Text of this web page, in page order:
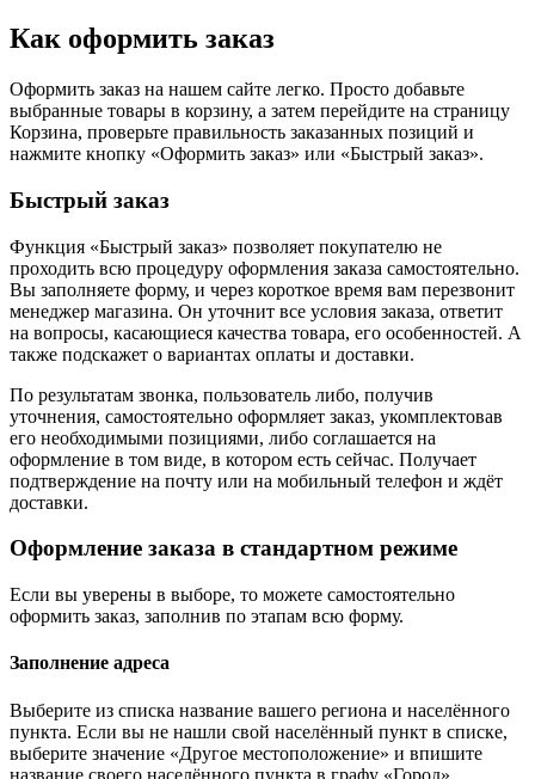
Как оформить заказ
Оформить заказ на нашем сайте легко. Просто добавьте
выбранные товары в корзину, а затем перейдите на страницу
Корзина, проверьте правильность заказанных позиций и
нажмите кнопку «Оформить заказ» или «Быстрый заказ».
Быстрый заказ
Функция «Быстрый заказ» позволяет покупателю не
проходить всю процедуру оформления заказа самостоятельно.
Вы заполняете форму, и через короткое время вам перезвонит
менеджер магазина. Он уточнит все условия заказа, ответит
на вопросы, касающиеся качества товара, его особенностей. А
также подскажет о вариантах оплаты и доставки.
По результатам звонка, пользователь либо, получив
уточнения, самостоятельно оформляет заказ, укомплектовав
его необходимыми позициями, либо соглашается на
оформление в том виде, в котором есть сейчас. Получает
подтверждение на почту или на мобильный телефон и ждёт
доставки.
Оформление заказа в стандартном режиме
Если вы уверены в выборе, то можете самостоятельно
оформить заказ, заполнив по этапам всю форму.
Заполнение адреса
Выберите из списка название вашего региона и населённого
пункта. Если вы не нашли свой населённый пункт в списке,
выберите значение «Другое местоположение» и впишите
название своего населённого пункта в графу «Город».